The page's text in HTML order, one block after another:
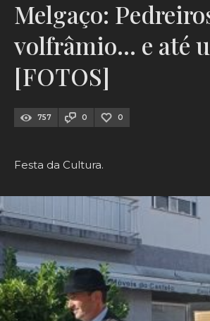
Melgaço:
volfrâmio… e até
[FOTOS]
757 0 0
Festa da Cultura.